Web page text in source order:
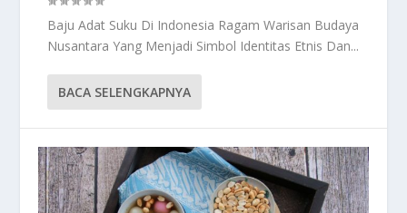
Baju Adat Suku Di Indonesia Ragam Warisan Budaya
Nusantara Yang Menjadi Simbol Identitas Etnis Dan...
BACA SELENGKAPNYA